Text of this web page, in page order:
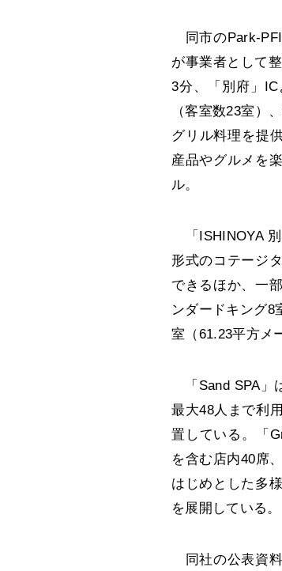
同市のPark-PFI
が事業者として
3分、「別府」IC
（客室数23室）
グリル料理を提
産品やグルメを
ル。
「ISHINOYA
形式のコテージ
できるほか、一
ンダードキング8
室（61.23平方メ
「Sand SPA」
最大48人まで利
置している。「
を含む店内40席
はじめとした多
を展開している。
同社の公表資